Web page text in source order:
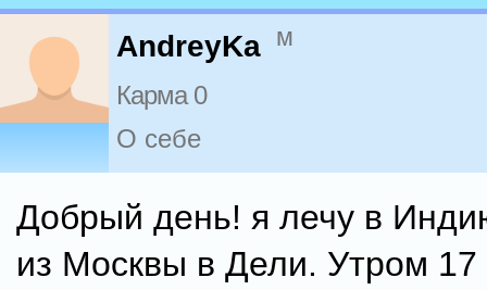
AndreyKa м
Карма 0
О себе
Добрый день! я лечу в
из Москвы в Дели. Утром 17